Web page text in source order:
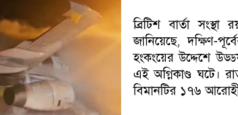
ব্রিটিশ বার্তা
জানিয়েছে, দক্ষিণ-
হংকংয়ের উদ্দেশে
এই অগ্নিকাণ্ড ঘটে।
বিমানটির ১৭৬